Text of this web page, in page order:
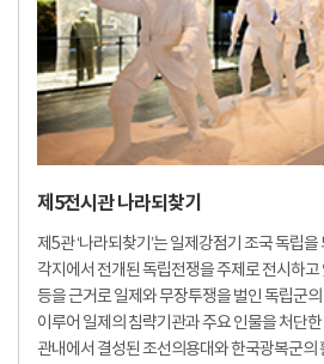
제5전시관 나라되찾기
제5관 ‘나라되찾기’는 일제강점기 조국 독립
각지에서 전개된 독립전쟁을 주제로 전시하고
등을 근거로 일제와 무장투쟁을 벌인 독립군
이루어 일제의 침략기관과 주요 인물을 처단
관내에서 결성된 조선의용대와 한국광복군의